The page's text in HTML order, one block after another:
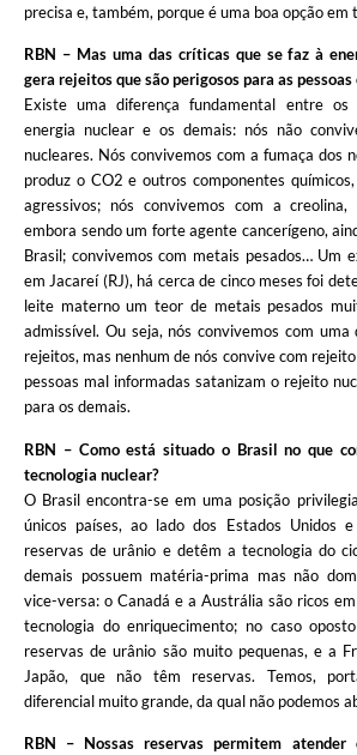
precisa e, também, porque é uma boa opção em
RBN – Mas uma das críticas que se faz à
gera rejeitos que são perigosos para as
Existe uma diferença fundamental entre os
energia nuclear e os demais: nós não
nucleares. Nós convivemos com a fumaça dos
produz o CO2 e outros componentes
agressivos; nós convivemos com a
embora sendo um forte agente cancerígeno,
Brasil; convivemos com metais pesados… Um
em Jacareí (RJ), há cerca de cinco meses foi
leite materno um teor de metais pesados
admissível. Ou seja, nós convivemos com
rejeitos, mas nenhum de nós convive com
pessoas mal informadas satanizam o rejeito
para os demais.
RBN – Como está situado o Brasil no que
tecnologia nuclear?
O Brasil encontra-se em uma posição
únicos países, ao lado dos Estados Unidos e
reservas de urânio e detêm a tecnologia do
demais possuem matéria-prima mas não
vice-versa: o Canadá e a Austrália são ricos
tecnologia do enriquecimento; no caso
reservas de urânio são muito pequenas, e a
Japão, que não têm reservas. Temos,
diferencial muito grande, da qual não podemos
RBN – Nossas reservas permitem